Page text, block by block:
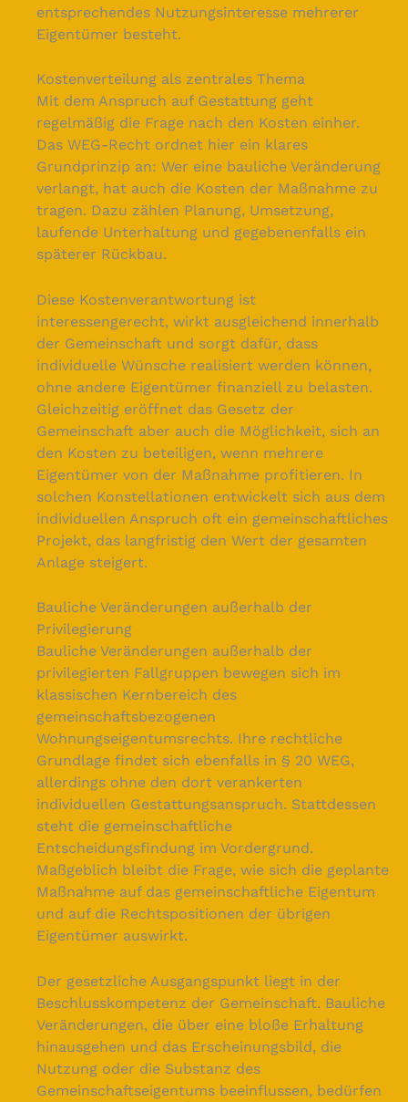
entsprechendes Nutzungsinteresse mehrerer
Eigentümer besteht.
Kostenverteilung als zentrales Thema
Mit dem Anspruch auf Gestattung geht
regelmäßig die Frage nach den Kosten einher.
Das WEG-Recht ordnet hier ein klares
Grundprinzip an: Wer eine bauliche Veränderung
verlangt, hat auch die Kosten der Maßnahme zu
tragen. Dazu zählen Planung, Umsetzung,
laufende Unterhaltung und gegebenenfalls ein
späterer Rückbau.
Diese Kostenverantwortung ist
interessengerecht, wirkt ausgleichend innerhalb
der Gemeinschaft und sorgt dafür, dass
individuelle Wünsche realisiert werden können,
ohne andere Eigentümer finanziell zu belasten.
Gleichzeitig eröffnet das Gesetz der
Gemeinschaft aber auch die Möglichkeit, sich an
den Kosten zu beteiligen, wenn mehrere
Eigentümer von der Maßnahme profitieren. In
solchen Konstellationen entwickelt sich aus dem
individuellen Anspruch oft ein gemeinschaftliches
Projekt, das langfristig den Wert der gesamten
Anlage steigert.
Bauliche Veränderungen außerhalb der
Privilegierung
Bauliche Veränderungen außerhalb der
privilegierten Fallgruppen bewegen sich im
klassischen Kernbereich des
gemeinschaftsbezogenen
Wohnungseigentumsrechts. Ihre rechtliche
Grundlage findet sich ebenfalls in § 20 WEG,
allerdings ohne den dort verankerten
individuellen Gestattungsanspruch. Stattdessen
steht die gemeinschaftliche
Entscheidungsfindung im Vordergrund.
Maßgeblich bleibt die Frage, wie sich die geplante
Maßnahme auf das gemeinschaftliche Eigentum
und auf die Rechtspositionen der übrigen
Eigentümer auswirkt.
Der gesetzliche Ausgangspunkt liegt in der
Beschlusskompetenz der Gemeinschaft. Bauliche
Veränderungen, die über eine bloße Erhaltung
hinausgehen und das Erscheinungsbild, die
Nutzung oder die Substanz des
Gemeinschaftseigentums beeinflussen, bedürfen